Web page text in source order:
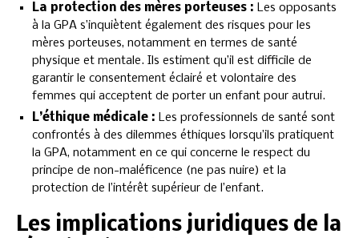
La protection des mères porteuses : Les opposants
à la GPA s’inquiètent également des risques pour les
mères porteuses, notamment en termes de santé
physique et mentale. Ils estiment qu’il est difficile de
garantir le consentement éclairé et volontaire des
femmes qui acceptent de porter un enfant pour autrui.
L’éthique médicale : Les professionnels de santé sont
confrontés à des dilemmes éthiques lorsqu’ils pratiquent
la GPA, notamment en ce qui concerne le respect du
principe de non-maléficence (ne pas nuire) et la
protection de l’intérêt supérieur de l’enfant.
Les implications juridiques de la